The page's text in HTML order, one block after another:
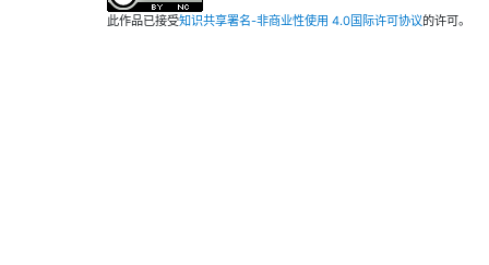
此作品已接受知识共享署名-非商业性使用 4.0国际许可协议的许可。